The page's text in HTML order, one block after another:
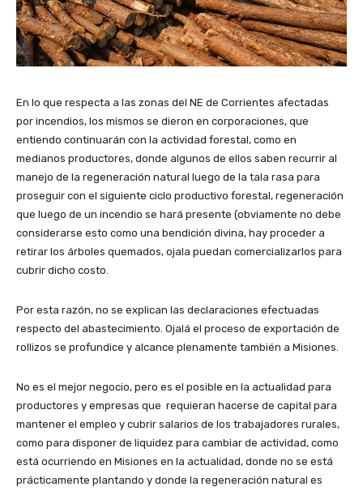
En lo que respecta a las zonas del NE de Corrientes afectadas
por incendios, los mismos se dieron en corporaciones, que
entiendo continuarán con la actividad forestal, como en
medianos productores, donde algunos de ellos saben recurrir al
manejo de la regeneración natural luego de la tala rasa para
proseguir con el siguiente ciclo productivo forestal, regeneración
que luego de un incendio se hará presente (obviamente no debe
considerarse esto como una bendición divina, hay proceder a
retirar los árboles quemados, ojala puedan comercializarlos para
cubrir dicho costo.
Por esta razón, no se explican las declaraciones efectuadas
respecto del abastecimiento. Ojalá el proceso de exportación de
rollizos se profundice y alcance plenamente también a Misiones.
No es el mejor negocio, pero es el posible en la actualidad para
productores y empresas que requieran hacerse de capital para
mantener el empleo y cubrir salarios de los trabajadores rurales,
como para disponer de liquidez para cambiar de actividad, como
está ocurriendo en Misiones en la actualidad, donde no se está
prácticamente plantando y donde la regeneración natural es